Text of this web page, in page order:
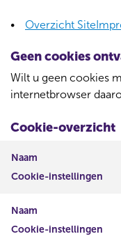
Overzicht
Geen cookies
Wilt u geen cookies
internetbrowser
Cookie-overzicht
Naam
Cookie-instellingen
Naam
Cookie-instellingen